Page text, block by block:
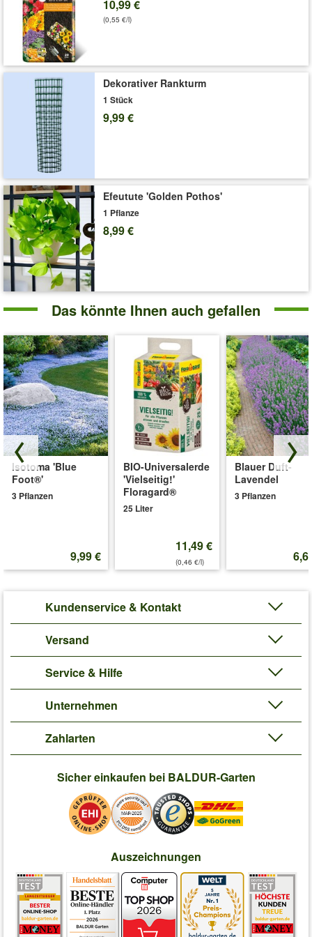
Art.-Nr.:7002156
Liefergröße:1,5-Liter Containertopf, ca. 20-30 cm hoch
'Schneeweißer Duft-Jasmin'
10,99 €
(0,55 €/l)
Dekorativer Rankturm
1 Stück
9,99 €
Efeutute 'Golden Pothos'
1 Pflanze
8,99 €
Das könnte Ihnen auch gefallen
Isotoma 'Blue
Foot®'
3 Pflanzen
9,99 €
BIO-Universalerde
'Vielseitig!'
Floragard®
25 Liter
11,49 €
(0,46 €/l)
Blauer Duft-
Lavendel
3 Pflanzen
Kundenservice & Kontakt
Versand
Service & Hilfe
Unternehmen
Zahlarten
Sicher einkaufen bei BALDUR-Garten
Auszeichnungen